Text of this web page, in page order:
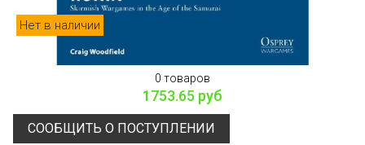
Нет в наличии
0 товаров
1753.65 руб
СООБЩИТЬ О ПОСТУПЛЕНИИ